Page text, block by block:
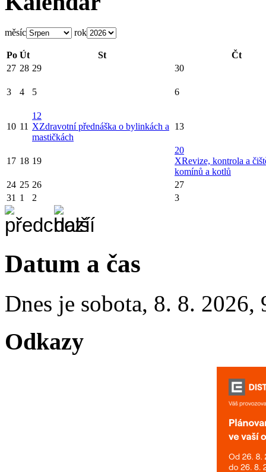
měsíc rok
Po Út St
Čt
27 28 29 30
3 4 5 6
10 11
12
XZdravotní přednáška o bylinkách a
mastičkách
13
17 18 19
20
XRevize, kontrola a
komínů a kotlů
24 25 26
27
31 1 2 3
Datum a čas
Dnes je sobota, 8. 8. 2026,
Odkazy